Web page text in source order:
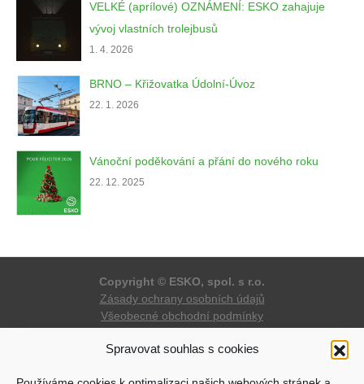
Spravovat souhlas s cookies
VELKÉ (aprílové) OZNÁMENÍ: ESKO zahajuje
vývoj vlastních trolejbusů
1. 4. 2026
BRNO – Křižovatka Údolní-Úvoz
22. 1. 2026
Vánoční poděkování a přání do nového roku
22. 12. 2025
Copyright © ESKO, spol. s r.o.
Zásady ochrany osobních údajů
Všeobecné obchodní podmínky
Zásady cookies (EU)